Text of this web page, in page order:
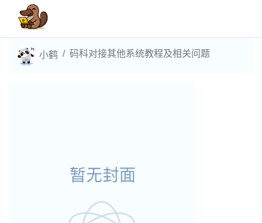
小鹤 码科对接其他系统教程及相关问题